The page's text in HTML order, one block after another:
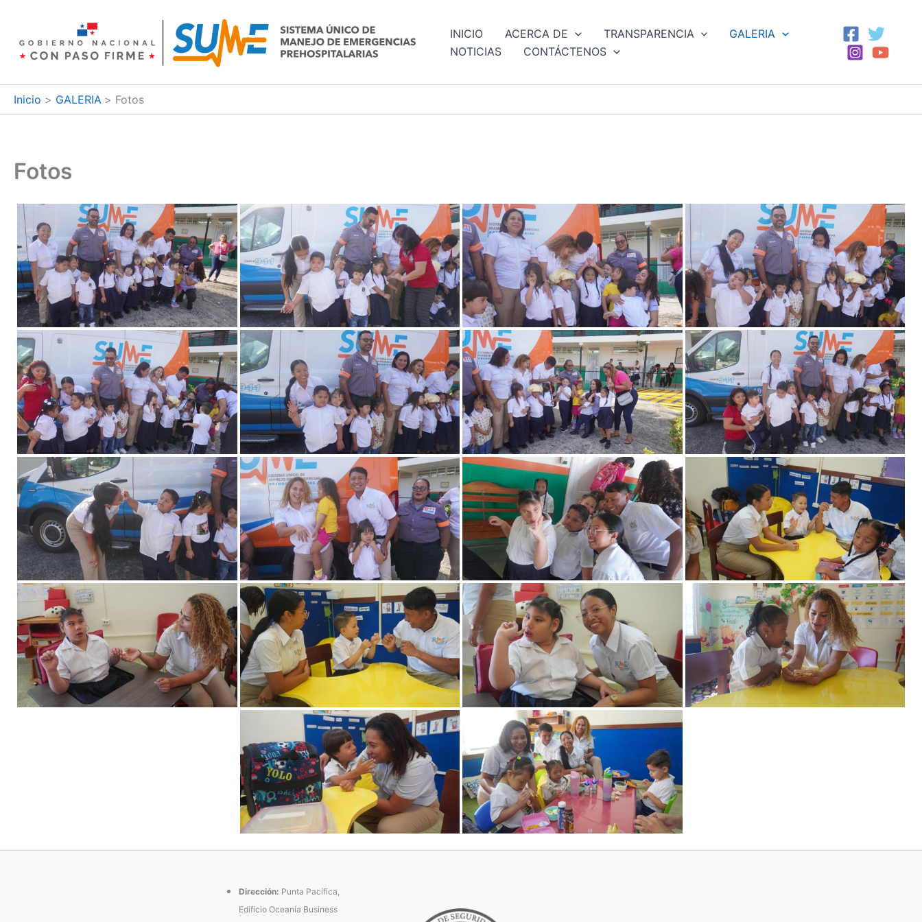
contenido
INICIO ACERCA DE TRANSPARENCIA
GALERIA
NOTICIAS
CONTÁCTENOS
Inicio GALERIA Fotos
Fotos
Dirección: Punta Pacífica,
Edificio Oceanía Business